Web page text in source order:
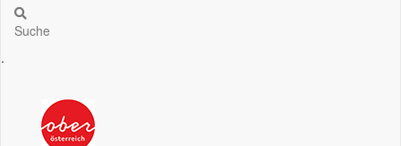
Suche
.